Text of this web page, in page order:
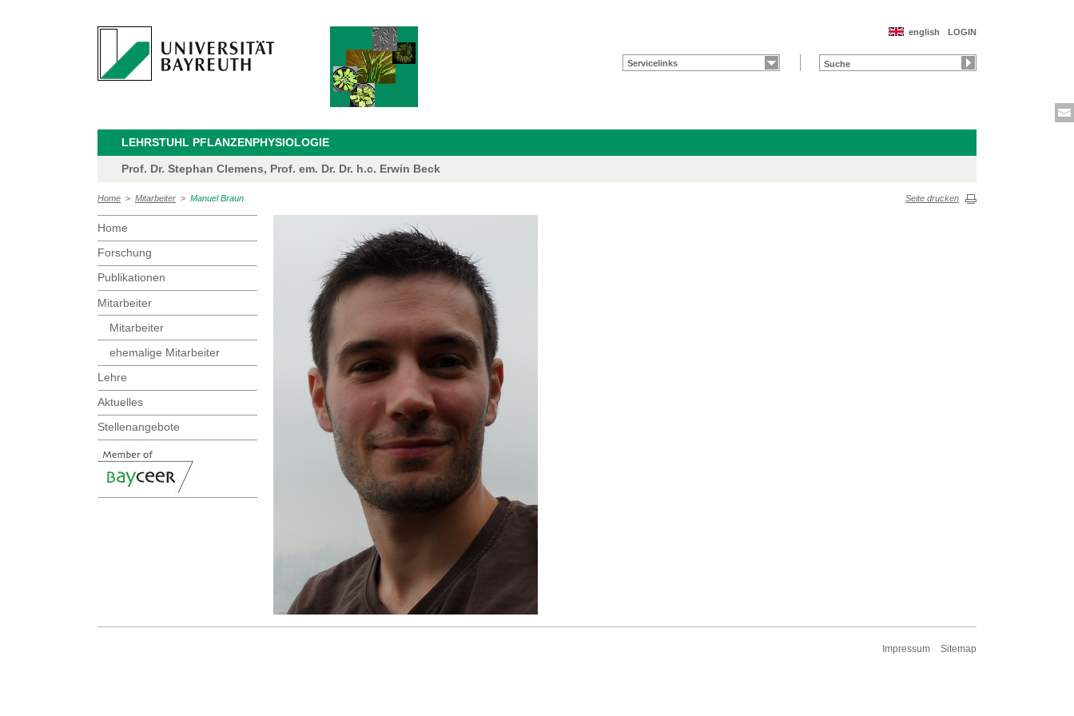
LOGIN
english
Servicelinks
LEHRSTUHL PFLANZENPHYSIOLOGIE
Prof. Dr. Stephan Clemens, Prof. em. Dr. Dr. h.c. Erwin Beck
Home > Mitarbeiter > Manuel Braun Seite drucken
Home
Forschung
Publikationen
Mitarbeiter
Mitarbeiter
ehemalige Mitarbeiter
Lehre
Aktuelles
Stellenangebote
Impressum Sitemap